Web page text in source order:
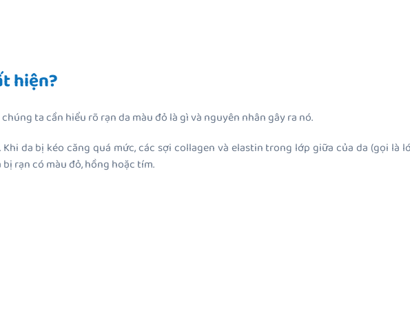
hiện?
ta cần hiểu rõ rạn da màu đỏ là gì và nguyên nhân gây ra nó.
da bị kéo căng quá mức, các sợi collagen và elastin trong lớp giữa của da (gọi là
rạn có màu đỏ, hồng hoặc tím.